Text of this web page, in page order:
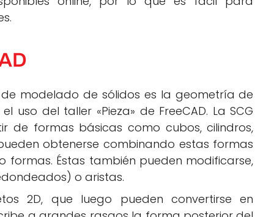
modelado de sólidos es la geometría de
uso del taller «Pieza» de FreeCAD. La SCG
de formas básicas como cubos, cilindros,
obtenerse combinando estas formas
formas. Éstas también pueden modificarse,
o aristas.
2D, que luego pueden convertirse en